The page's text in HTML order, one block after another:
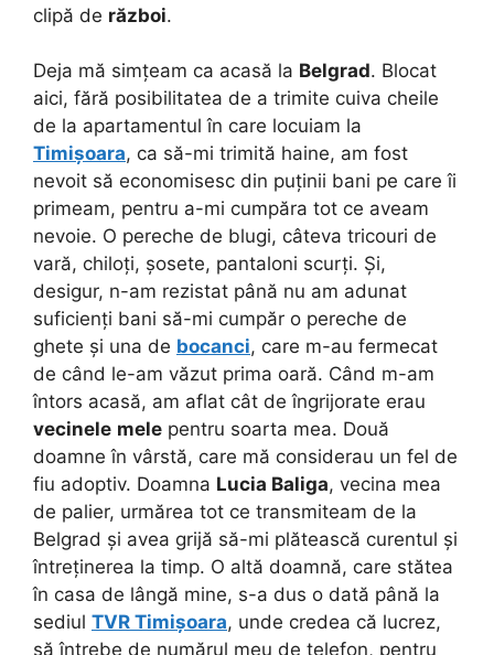
clipă de război.
Deja mă simțeam ca acasă la Belgrad. Blocat
aici, fără posibilitatea de a trimite cuiva cheile
de la apartamentul în care locuiam la
Timișoara, ca să-mi trimită haine, am fost
nevoit să economisesc din puținii bani pe care îi
primeam, pentru a-mi cumpăra tot ce aveam
nevoie. O pereche de blugi, câteva tricouri de
vară, chiloți, șosete, pantaloni scurți. Și,
desigur, n-am rezistat până nu am adunat
suficienți bani să-mi cumpăr o pereche de
ghete și una de bocanci, care m-au fermecat
de când le-am văzut prima oară. Când m-am
întors acasă, am aflat cât de îngrijorate erau
vecinele mele pentru soarta mea. Două
doamne în vârstă, care mă considerau un fel de
fiu adoptiv. Doamna Lucia Baliga, vecina mea
de palier, urmărea tot ce transmiteam de la
Belgrad și avea grijă să-mi plătească curentul și
întreținerea la timp. O altă doamnă, care stătea
în casa de lângă mine, s-a dus o dată până la
sediul TVR Timișoara, unde credea că lucrez,
să întrebe de numărul meu de telefon, pentru